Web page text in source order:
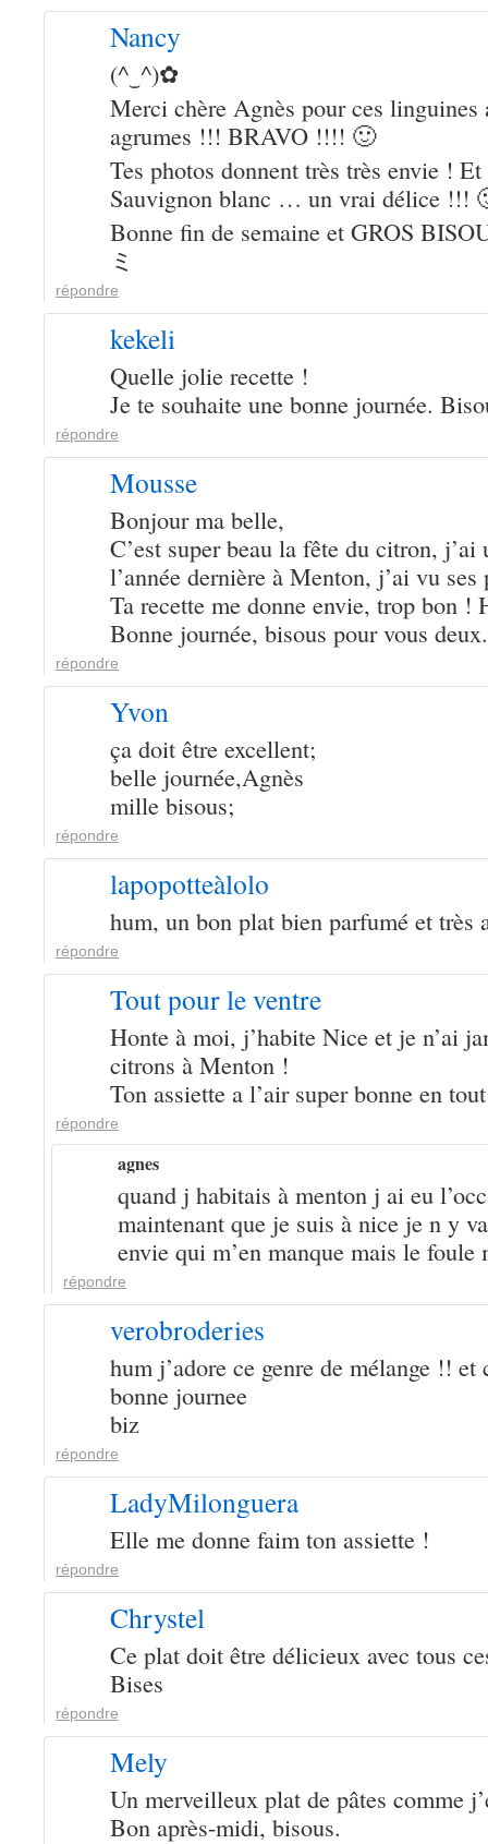
Nancy
(^‿^)✿
Merci chère Agnès pour ces linguines
agrumes !!! BRAVO !!!! 🙂
Tes photos donnent très très envie !
Sauvignon blanc … un vrai délice !!!
Bonne fin de semaine et GROS
ミ
répondre
kekeli
Quelle jolie recette !
Je te souhaite une bonne journée.
répondre
Mousse
Bonjour ma belle,
C’est super beau la fête du citron,
l’année dernière à Menton, j’ai vu
Ta recette me donne envie, trop bon !
Bonne journée, bisous pour vous deux.
répondre
Yvon
ça doit être excellent;
belle journée,Agnès
mille bisous;
répondre
lapopotteàlolo
hum, un bon plat bien parfumé et très
répondre
Tout pour le ventre
Honte à moi, j’habite Nice et je n’ai
citrons à Menton !
Ton assiette a l’air super bonne en
répondre
agnes
quand j habitais à menton j ai eu
maintenant que je suis à nice je n y
envie qui m’en manque mais le foule
répondre
verobroderies
hum j’adore ce genre de mélange !! et
bonne journee
biz
répondre
LadyMilonguera
Elle me donne faim ton assiette !
répondre
Chrystel
Ce plat doit être délicieux avec tous
Bises
répondre
Mely
Un merveilleux plat de pâtes comme
Bon après-midi, bisous.